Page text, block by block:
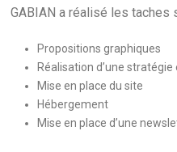
GABIAN a réalisé les taches
Propositions graphiques
Réalisation d’une stratégie
Mise en place du site
Hébergement
Mise en place d’une